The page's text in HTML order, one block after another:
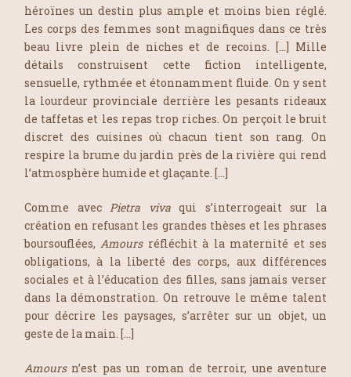
héroïnes un destin plus ample et moins bien réglé.
Les corps des femmes sont magnifiques dans ce très
beau livre plein de niches et de recoins. […] Mille
détails construisent cette fiction intelligente,
sensuelle, rythmée et étonnamment fluide. On y sent
la lourdeur provinciale derrière les pesants rideaux
de taffetas et les repas trop riches. On perçoit le bruit
discret des cuisines où chacun tient son rang. On
respire la brume du jardin près de la rivière qui rend
l’atmosphère humide et glaçante. […]
Comme avec Pietra vivaqui s’interrogeait sur la
création en refusant les grandes thèses et les phrases
boursouflées, Amoursréfléchit à la maternité et ses
obligations, à la liberté des corps, aux différences
sociales et à l’éducation des filles, sans jamais verser
dans la démonstration. On retrouve le même talent
pour décrire les paysages, s’arrêter sur un objet, un
geste de la main. […]
Amoursn’est pas un roman de terroir, une aventure